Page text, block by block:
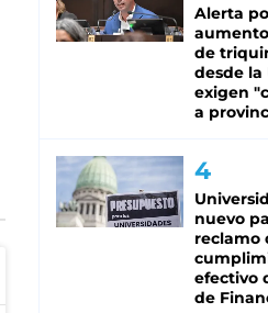
Alerta
de
desde la
exigen
a
nuevo
reclamo
efectivo
de